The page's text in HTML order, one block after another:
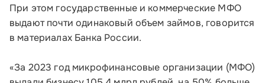
При этом государственные и коммерческие МФО
выдают почти одинаковый объем займов, говорится
в материалах Банка России.
«За 2023 год микрофинансовые организации (МФО)